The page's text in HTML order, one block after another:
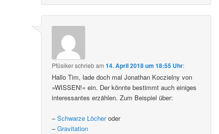
Pfüsikerschriebam14. April 2018 um 18:55 Uhr:
Hallo Tim, lade doch mal Jonathan Koczielny von
»WISSEN!« ein. Der könnte bestimmt auch einiges
interessantes erzählen. Zum Beispiel über:
–Schwarze Löcheroder
–Gravitation